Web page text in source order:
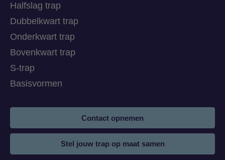
Halfslag trap
Dubbelkwart trap
Onderkwart trap
Bovenkwart trap
S-trap
Basisvormen
Contact opnemen
Stel jouw trap op maat samen